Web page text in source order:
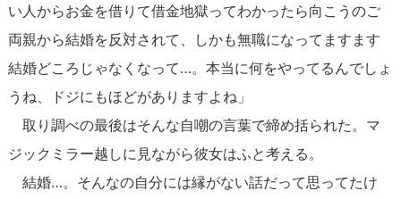
い人からお金を借りて借金地獄ってわかったら向こうのご
両親から結婚を反対されて、しかも無職になってますます
結婚どころじゃなくなって…。本当に何をやってるんでしょ
うね、ドジにもほどがありますよね」
取り調べの最後はそんな自嘲の言葉で締め括られた。マ
ジックミラー越しに見ながら彼女はふと考える。
結婚…。そんなの自分には縁がない話だって思ってたけ